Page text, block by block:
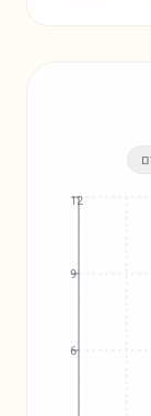
6
9
12